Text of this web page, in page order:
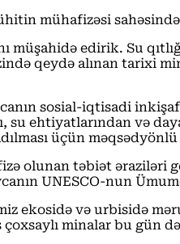
mühafizəsi
müşahidə edirik. Su
qeydə alınan tarixi
sosial-iqtisadi
su ehtiyatlarından və
üçün
olunan təbiət
UNESCO-nun
ekosidə və urbisidə
çoxsaylı minalar bu gün